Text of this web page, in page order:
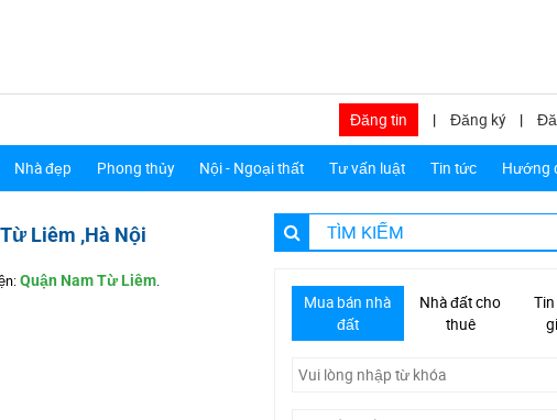
Đăng tin | Đăng ký |
Nhà đẹp Phong thủy Nội - Ngoại thất Tư vấn luật Tin tức Hướng
Liêm ,Hà Nội
Quận Nam Từ Liêm.
TÌM KIẾM
Mua bán nhà
đất
Nhà đất cho
thuê